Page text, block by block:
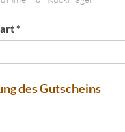
*
des Gutscheins